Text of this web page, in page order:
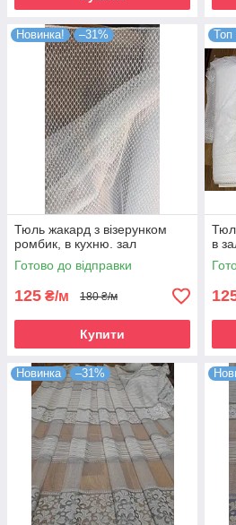
Новинка! –31%
Тюль жакард з візерунком
ромбик, в кухню. зал
Готово до відправки
125 ₴/м 180 ₴/м
Купити
Топ
в
Новинка –31%